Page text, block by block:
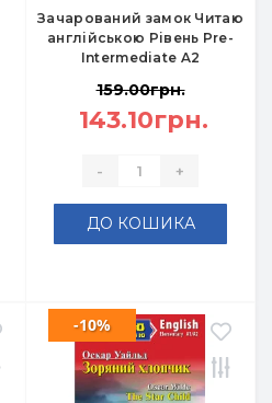
Зачарований замок Читаю
англійською Рівень Pre-
Intermediate A2
159.00грн.
143.10грн.
- +
ДО КОШИКА
-10%